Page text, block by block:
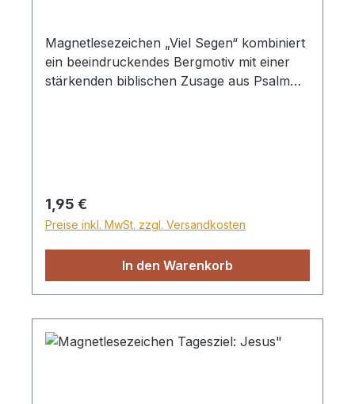
Magnetlesezeichen „Viel Segen“ kombiniert
ein beeindruckendes Bergmotiv mit einer
stärkenden biblischen Zusage aus Psalm
Regulärer Preis:
1,95 €
Preise inkl. MwSt. zzgl. Versandkosten
In den Warenkorb